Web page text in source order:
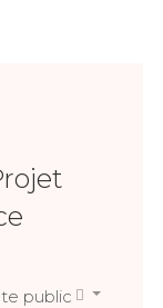
public